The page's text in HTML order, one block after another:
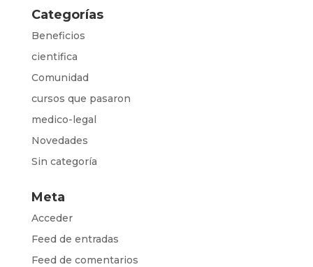
Categorías
Beneficios
cientifica
Comunidad
cursos que pasaron
medico-legal
Novedades
Sin categoría
Meta
Acceder
Feed de entradas
Feed de comentarios